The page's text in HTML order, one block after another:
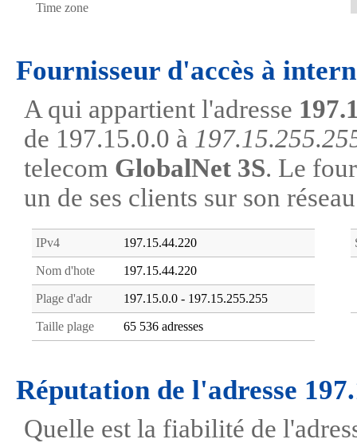
Time zone
Fournisseur d'accès à
A qui appartient l'adresse
de 197.15.0.0 à
telecom GlobalNet 3S. Le
un de ses clients sur son
IPv4 197.15.44.220
Nom d'hote 197.15.44.220
Plage d'adr 197.15.0.0 - 197.15.255.255
Taille plage 65 536 adresses
Réputation de l'adresse
Quelle est la fiabilité de